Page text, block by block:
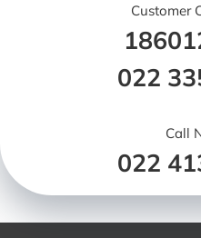
Customer
022
Call
022